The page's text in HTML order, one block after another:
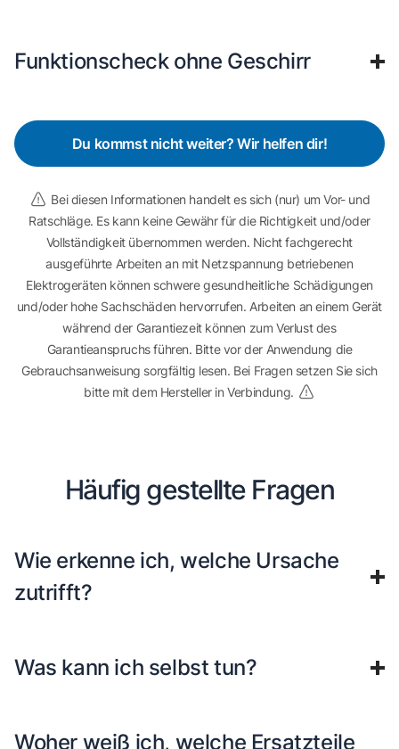
Funktionscheck ohne Geschirr
Du kommst nicht weiter? Wir helfen dir!
Bei diesen Informationen handelt es sich (nur) um Vor- und
Ratschläge. Es kann keine Gewähr für die Richtigkeit und/oder
Vollständigkeit übernommen werden. Nicht fachgerecht
ausgeführte Arbeiten an mit Netzspannung betriebenen
Elektrogeräten können schwere gesundheitliche Schädigungen
und/oder hohe Sachschäden hervorrufen. Arbeiten an einem Gerät
während der Garantiezeit können zum Verlust des
Garantieanspruchs führen. Bitte vor der Anwendung die
Gebrauchsanweisung sorgfältig lesen. Bei Fragen setzen Sie sich
bitte mit dem Hersteller in Verbindung.
Häufig gestellte Fragen
Wie erkenne ich, welche Ursache
zutrifft?
Was kann ich selbst tun?
Woher weiß ich, welche Ersatzteile